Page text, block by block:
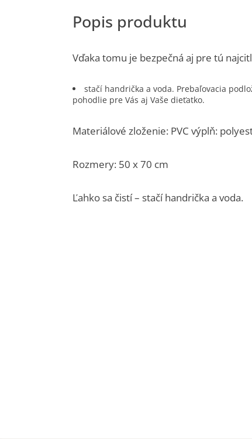
Vďaka tomu je bezpečná aj pre tú
stačí handrička a voda. Prebaľovacia
pohodlie pre Vás aj Vaše dieťatko.
Materiálové zloženie: PVC výplň:
Rozmery: 50 x 70 cm
Ľahko sa čistí – stačí handrička a voda.